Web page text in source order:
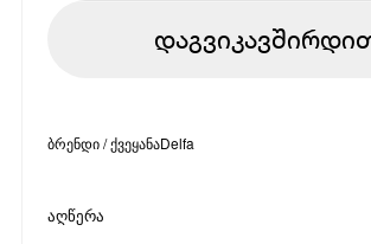
ბრენდი / ქვეყანაDelfa
აღწერა